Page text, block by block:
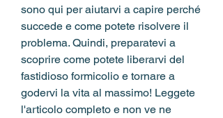
sono qui per aiutarvi a capire perché
succede e come potete risolvere il
problema. Quindi, preparatevi a
scoprire come potete liberarvi del
fastidioso formicolio e tornare a
godervi la vita al massimo! Leggete
l'articolo completo e non ve ne